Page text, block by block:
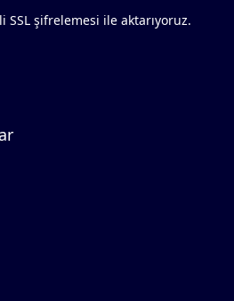
şifrelemesi ile aktarıyoruz.